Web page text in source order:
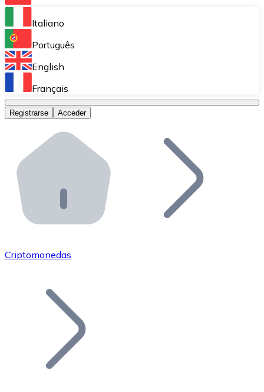
Bitnovo Ramp
Integra nuestra solución en tu plataforma.
Bitnovo Giftcards
Bitnovo OTC
Bitnovo ATM
Integra un ATM Bitnovo en tu negocio y permite que
Bitnovo API
Integra nuestra API en tu ecosistema.
Únete a nuestra red de distribuidores.
Añade tu proyecto a nuestro ecosistema.
Italiano
Português
English
Français
Registrarse Acceder
Criptomonedas